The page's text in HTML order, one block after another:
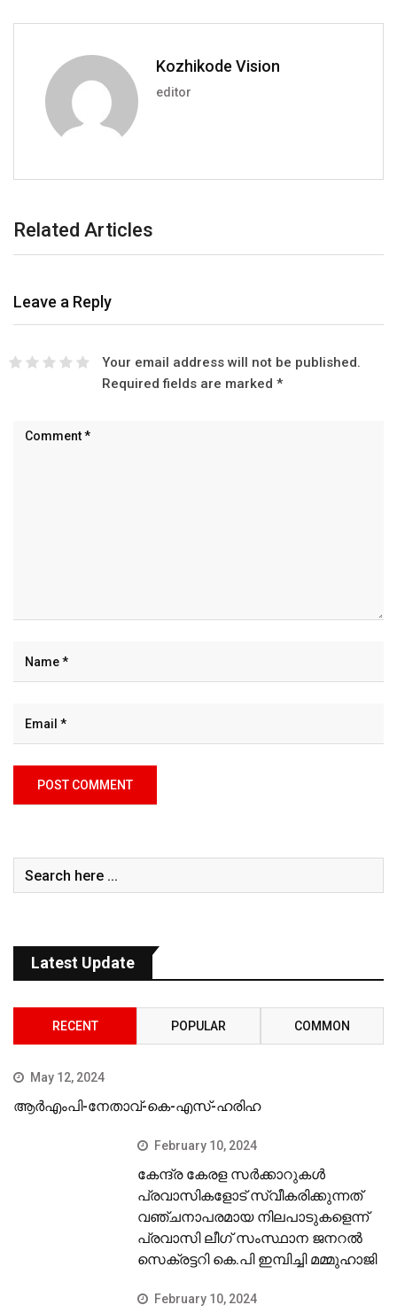
Kozhikode Vision
editor
Related Articles
Leave a Reply
Your email address will not be published.
Required fields are marked *
Latest Update
RECENT POPULAR COMMON
May 12, 2024
ആർഎംപി-നേതാവ്-കെ-എസ്-ഹരിഹ
February 10, 2024
കേന്ദ്ര കേരള സര്‍ക്കാറുകള്‍
പ്രവാസികളോട് സ്വീകരിക്കുന്നത്
വഞ്ചനാപരമായ നിലപാടുകളെന്ന്
പ്രവാസി ലീഗ് സംസ്ഥാന ജനറല്‍
സെക്രട്ടറി കെ.പി ഇമ്പിച്ചി മമ്മുഹാജി
February 10, 2024